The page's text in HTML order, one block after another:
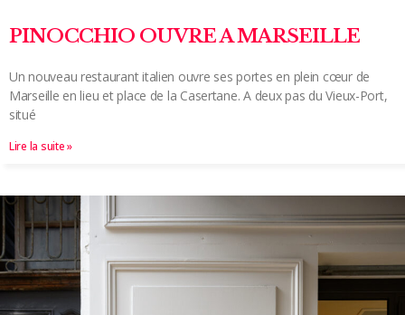
PINOCCHIO OUVRE A MARSEILLE
Un nouveau restaurant italien ouvre ses portes en plein cœur de
Marseille en lieu et place de la Casertane. A deux pas du Vieux-Port,
situé
Lire la suite »